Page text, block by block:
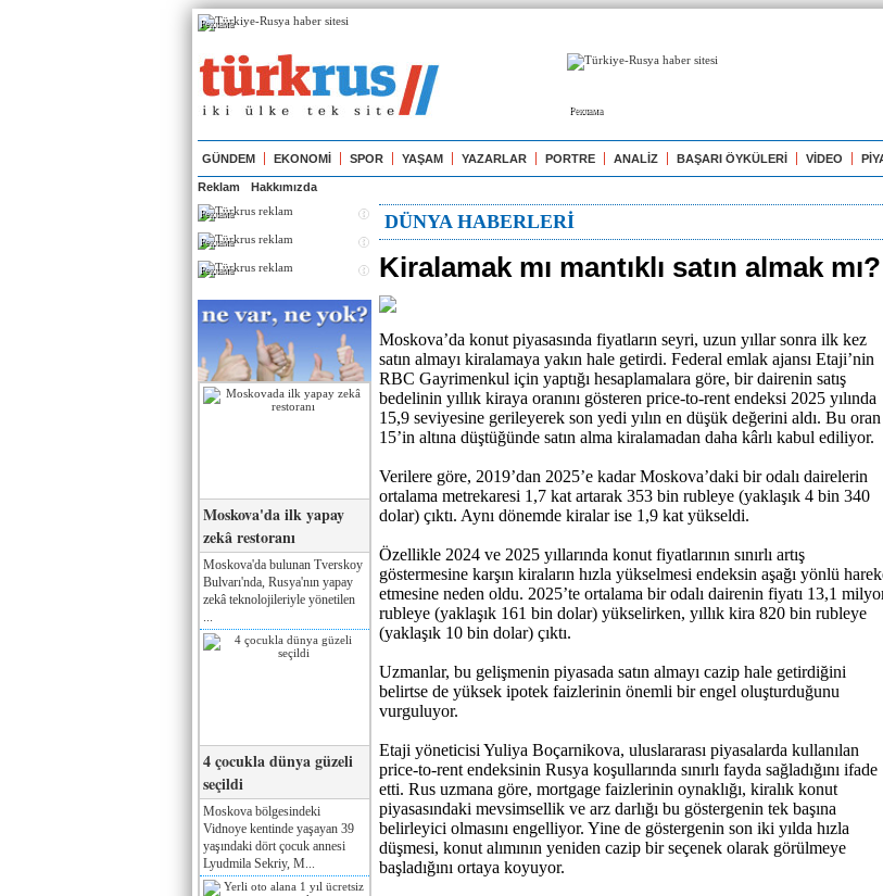
Реклама
Реклама
GÜNDEM EKONOMİ SPOR YAŞAM YAZARLAR PORTRE ANALİZ BAŞARI ÖYKÜLERİ VİDEO
Reklam Hakkımızda
Реклама
Реклама
Реклама
Moskova'da ilk yapay
zekâ restoranı
Moskova'da bulunan Tverskoy
Bulvarı'nda, Rusya'nın yapay
zekâ teknolojileriyle yönetilen
4 çocukla dünya güzeli
seçildi
Moskova bölgesindeki
Vidnoye kentinde yaşayan 39
yaşındaki dört çocuk annesi
Lyudmila Sekriy, M...
DÜNYA HABERLERİ
Kiralamak mı mantıklı satın almak mı?
Moskova’da konut piyasasında fiyatların seyri, uzun yıllar sonra ilk kez
satın almayı kiralamaya yakın hale getirdi. Federal emlak ajansı Etaji’nin
RBC Gayrimenkul için yaptığı hesaplamalara göre, bir dairenin satış
bedelinin yıllık kiraya oranını gösteren price-to-rent endeksi 2025 yılında
15,9 seviyesine gerileyerek son yedi yılın en düşük değerini aldı. Bu oran
15’in altına düştüğünde satın alma kiralamadan daha kârlı kabul ediliyor.
Verilere göre, 2019’dan 2025’e kadar Moskova’daki bir odalı dairelerin
ortalama metrekaresi 1,7 kat artarak 353 bin rubleye (yaklaşık 4 bin 340
dolar) çıktı. Aynı dönemde kiralar ise 1,9 kat yükseldi.
Özellikle 2024 ve 2025 yıllarında konut fiyatlarının sınırlı artış
göstermesine karşın kiraların hızla yükselmesi endeksin aşağı yönlü
etmesine neden oldu. 2025’te ortalama bir odalı dairenin fiyatı 13,1
rubleye (yaklaşık 161 bin dolar) yükselirken, yıllık kira 820 bin rubleye
(yaklaşık 10 bin dolar) çıktı.
Uzmanlar, bu gelişmenin piyasada satın almayı cazip hale getirdiğini
belirtse de yüksek ipotek faizlerinin önemli bir engel oluşturduğunu
vurguluyor.
Etaji yöneticisi Yuliya Boçarnikova, uluslararası piyasalarda kullanılan
price-to-rent endeksinin Rusya koşullarında sınırlı fayda sağladığını ifade
etti. Rus uzmana göre, mortgage faizlerinin oynaklığı, kiralık konut
piyasasındaki mevsimsellik ve arz darlığı bu göstergenin tek başına
belirleyici olmasını engelliyor. Yine de göstergenin son iki yılda hızla
düşmesi, konut alımının yeniden cazip bir seçenek olarak görülmeye
başladığını ortaya koyuyor.